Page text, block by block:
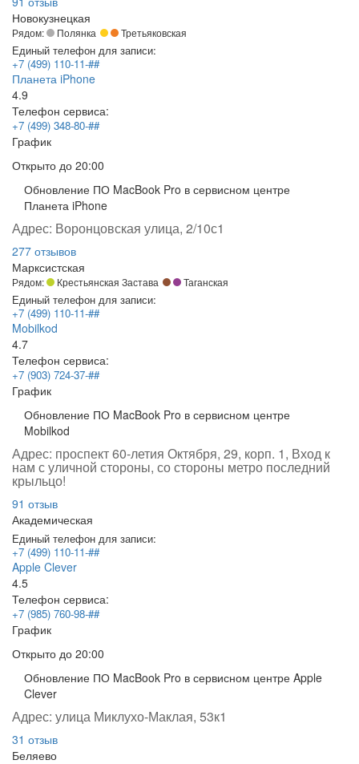
Новокузнецкая
Рядом: Полянка Третьяковская
Единый телефон для записи:
+7 (499) 110-11-##
Планета iPhone
4.9
Телефон сервиса:
+7 (499) 348-80-##
График
Открыто до 20:00
Обновление ПО MacBook Pro в сервисном центре
Планета iPhone
Адрес: Воронцовская улица, 2/10с1
277 отзывов
Марксистская
Рядом: Крестьянская Застава Таганская
Единый телефон для записи:
+7 (499) 110-11-##
Mobilkod
4.7
Телефон сервиса:
+7 (903) 724-37-##
График
Обновление ПО MacBook Pro в сервисном центре
Mobilkod
Адрес: проспект 60-летия Октября, 29, корп. 1, Вход к
нам с уличной стороны, со стороны метро последний
крыльцо!
91 отзыв
Академическая
Единый телефон для записи:
+7 (499) 110-11-##
Apple Clever
4.5
Телефон сервиса:
+7 (985) 760-98-##
График
Открыто до 20:00
Обновление ПО MacBook Pro в сервисном центре Apple
Clever
Адрес: улица Миклухо-Маклая, 53к1
31 отзыв
Беляево